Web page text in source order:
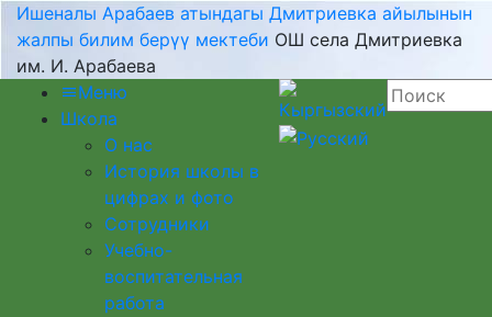
Ишеналы Арабаев атындагы Дмитриевка айылынын
жалпы билим берүү мектеби ОШ села Дмитриевка
им. И. Арабаева
Меню
Школа
О нас
История школы в
цифрах и фото
Сотрудники
Учебно-
воспитательная
работа